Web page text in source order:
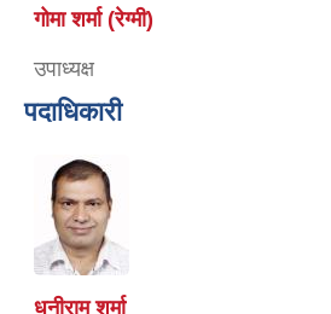
गोमा शर्मा (रेग्मी)
उपाध्यक्ष
पदाधिकारी
धनीराम शर्मा